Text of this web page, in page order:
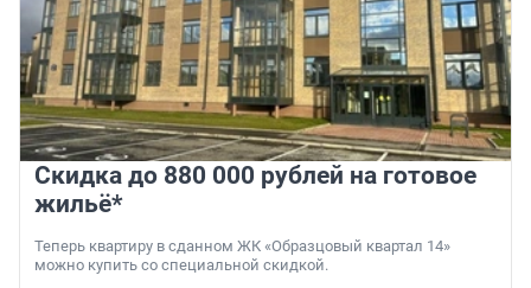
Скидка до 880 000 рублей на готовое
жильё*
Теперь квартиру в сданном ЖК «Образцовый квартал 14»
можно купить со специальной скидкой.